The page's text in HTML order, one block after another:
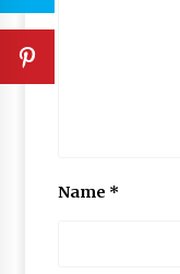
Name *